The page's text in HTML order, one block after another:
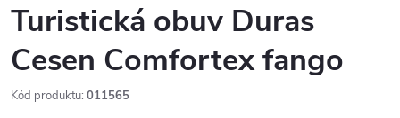
Turistická obuv Duras
Cesen Comfortex fango
Kód produktu: 011565